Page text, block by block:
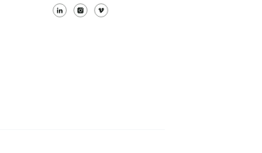
Urmăriți-ne pe Facebook
Urmăriți-ne pe X
Urmăriți-ne pe LinkedIn